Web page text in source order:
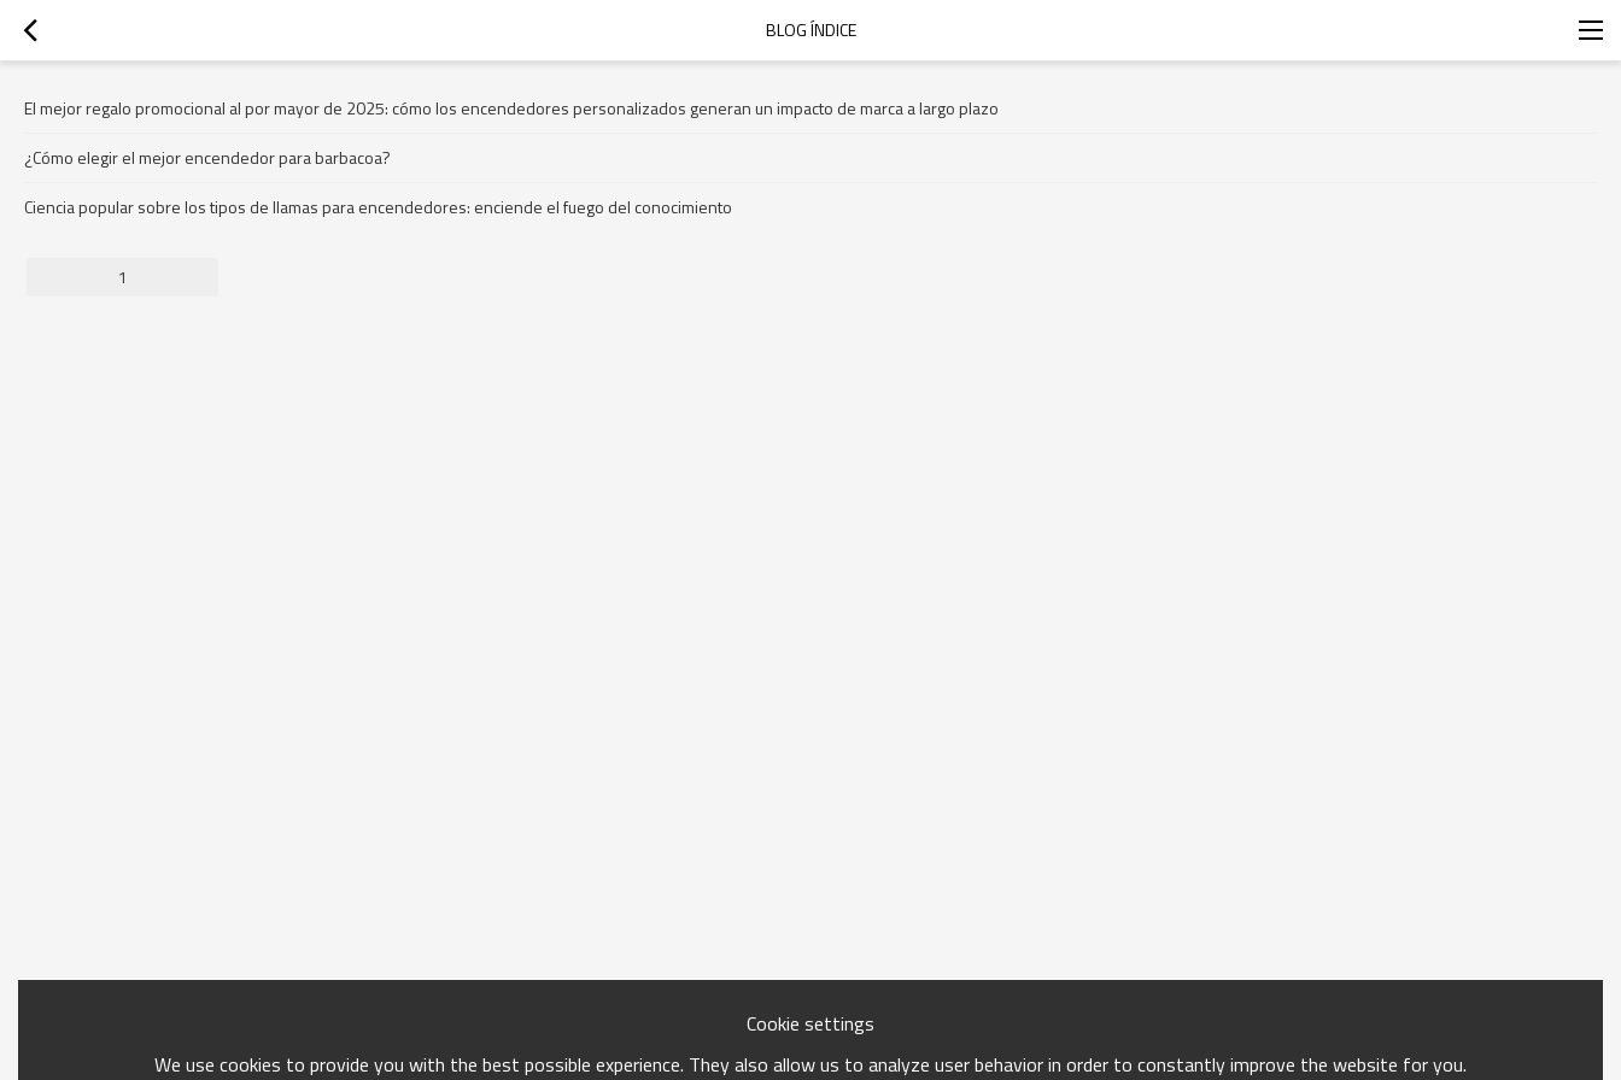
BLOG ÍNDICE
El mejor regalo promocional al por mayor de 2025: cómo los encendedores personalizados generan un impacto de marca a largo plazo
¿Cómo elegir el mejor encendedor para barbacoa?
Ciencia popular sobre los tipos de llamas para encendedores: enciende el fuego del conocimiento
1
Cookie settings
We use cookies to provide you with the best possible experience. They also allow us to analyze user behavior in order to constantly improve the website for you.